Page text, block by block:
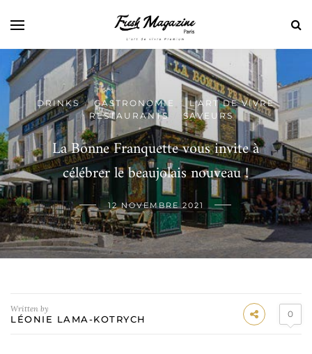
DRINKS / GASTRONOMIE / L'ART DE VIVRE
/ RESTAURANTS SAVEURS
La Bonne Franquette vous invite à
célébrer le beaujolais nouveau !
12 NOVEMBRE 2021
Written by
LÉONIE LAMA-KOTRYCH 0